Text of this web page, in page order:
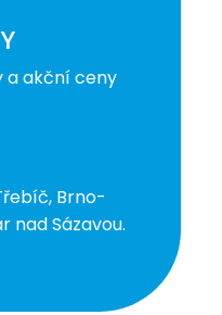
a akční ceny
Brno-
nad Sázavou.